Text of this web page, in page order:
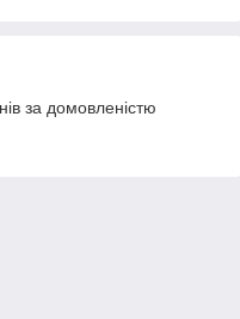
за домовленістю